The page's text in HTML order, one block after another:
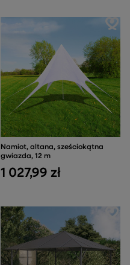
Namiot, altana, sześciokątna
gwiazda, 12 m
1 027,99 zł